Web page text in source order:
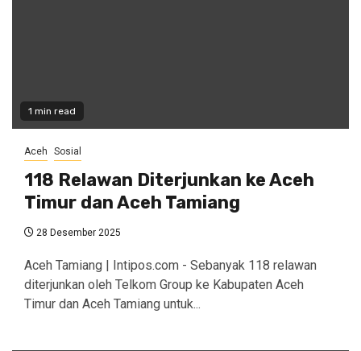
1 min read
Aceh Sosial
118 Relawan Diterjunkan ke Aceh
Timur dan Aceh Tamiang
28 Desember 2025
Aceh Tamiang | Intipos.com - Sebanyak 118 relawan
diterjunkan oleh Telkom Group ke Kabupaten Aceh
Timur dan Aceh Tamiang untuk...